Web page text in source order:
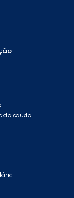
de saúde